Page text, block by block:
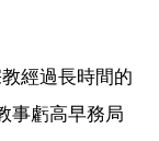
經過長時間的
事虧高早務局